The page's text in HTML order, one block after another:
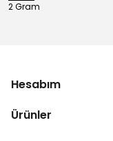
2 Gram
Hesabım
Ürünler